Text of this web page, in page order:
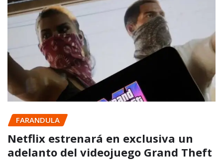
FARANDULA
Netflix estrenará en exclusiva un
adelanto del videojuego Grand Theft